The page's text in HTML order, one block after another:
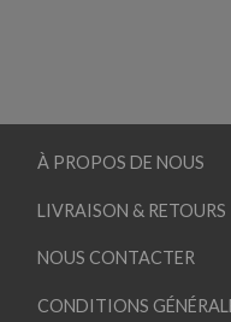
À PROPOS DE NOUS
LIVRAISON & RETOURS
NOUS CONTACTER
CONDITIONS